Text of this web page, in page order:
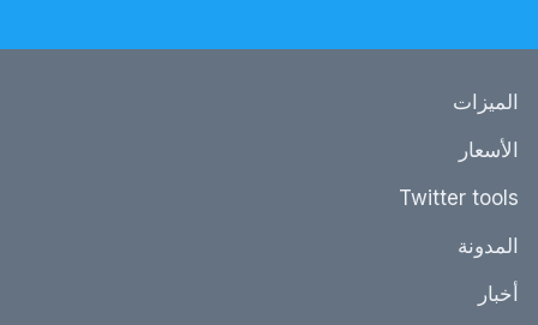
الميزات
الأسعار
Twitter tools
المدونة
أخبار